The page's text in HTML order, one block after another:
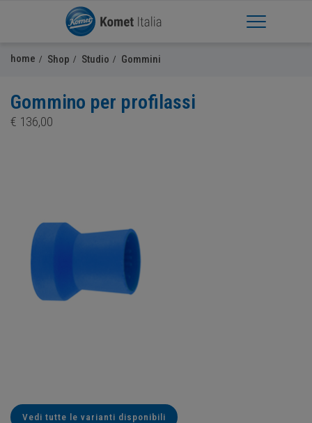
Apri Menu
home Shop Studio Gommini
Gommino per profilassi
€ 136,00
Vedi tutte le varianti disponibili